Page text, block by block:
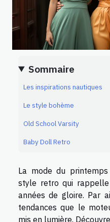
Sommaire
Les inspirations nautiques
Le style bohème
Old School Varsity
Baby Doll Retro
La mode du
style retro qui
années de gloire. Par
tendances que le
mis en lumière.